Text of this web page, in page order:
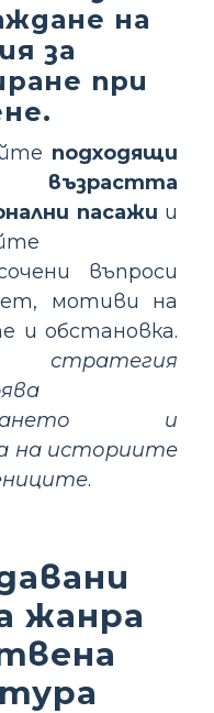
на
за
при
подходящи
пасажи и
въпроси
мотиви на
и обстановка.
стратегия
и
на историите
.
жанра